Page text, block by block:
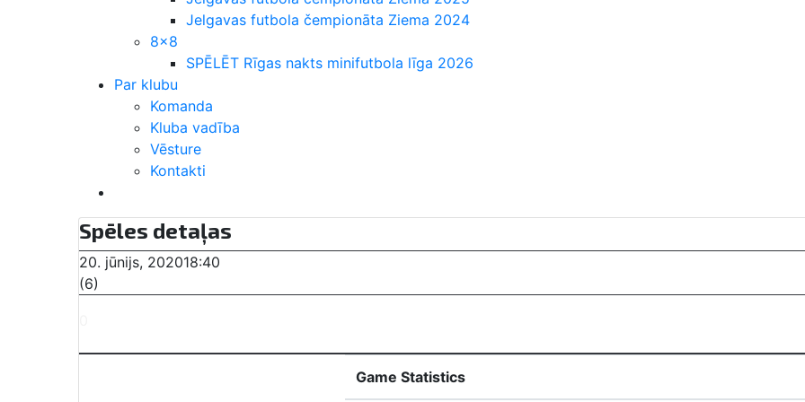
Jelgavas futbola čempionāta Ziema 2024
8×8
SPĒLĒT Rīgas nakts minifutbola līga 2026
Par klubu
Komanda
Kluba vadība
Vēsture
Kontakti
Spēles detaļas
20. jūnijs, 202018:40
(6)
Game Statistics